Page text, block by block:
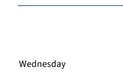
Wednesday